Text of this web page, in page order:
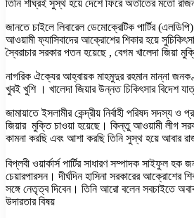
তিনি শীঘ্রই সুস্থ হয়ে দেশে ফিরে অতীতের মতো
জানতে চাইলে লিবারেল ডেমোক্রেটিক পার্টির
আওয়ামী ফ্যাসিবাদের আক্রোশের শিকার হয়ে
স্বৈরাচার সরকার পতন হয়েছে , বেগম খালেদা জিয়া
নাগরিক ঐক্যের আহ্বায়ক মাহমুদুর রহমান মান্না
খুবই খুশি । খালেদা জিয়ার উন্নত চিকিৎসার বিদেশ
জামায়াতে ইসলামীর কেন্দ্রীয় নির্বাহী পরিষদ সদস্য
জিয়ার মুক্তি চাওয়া হয়েছে। কিন্তু আওয়ামী লীগ
কামনা করছি এবং আশা করছি তিনি সুস্থ হয়ে আবার
বিপ্লবী ওয়ার্কার্স পার্টির সাধারণ সম্পাদক সাইফুল
চেয়ারপারসন। দীর্ঘদিন হাসিনা সরকারের আক্রোশের
সঙ্গে নেতৃত্ব দিবেন। তিনি আরো বলেন সবচাইতে
উদারতার বিষয়